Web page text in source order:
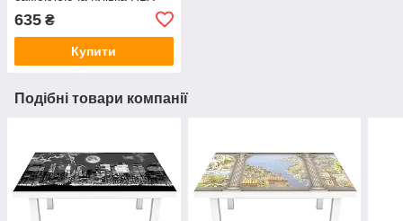
Бежевий 600х2500 мм
635 ₴
Купити
Подібні товари компанії